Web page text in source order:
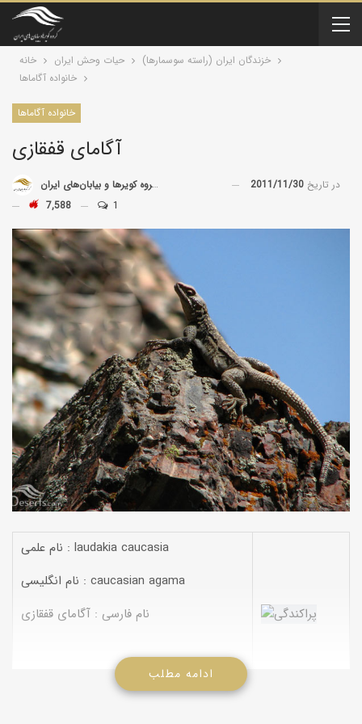
خانه حیات وحش ایران
خزندگان ايران (راسته سوسمارها)
خانواده آگاماها
خانواده آگاماها
آگامای قفقازی
توسط گروه کویرها و بیابان‌های ایران در تاریخ 2011/11/30
7,588
1
نام علمی : laudakia caucasia
نام انگلیسی : caucasian agama
نام فارسی : آگامای قفقازی
ادامه مطلب